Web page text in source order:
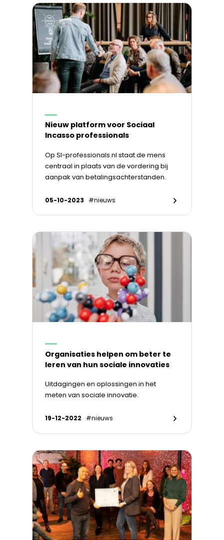
Nieuw platform voor Sociaal
Incasso professionals
Op SI-professionals.nl staat de mens
centraal in plaats van de vordering bij
aanpak van betalingsachterstanden.
05-10-2023 #nieuws
Organisaties helpen om beter te
leren van hun sociale innovaties
Uitdagingen en oplossingen in het
meten van sociale innovatie.
19-12-2022 #nieuws